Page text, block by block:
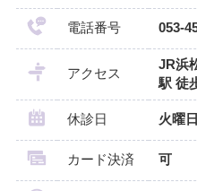
電話番号 053-
アクセス
JR浜
駅 徒
休診日 火曜日
カード決済 可